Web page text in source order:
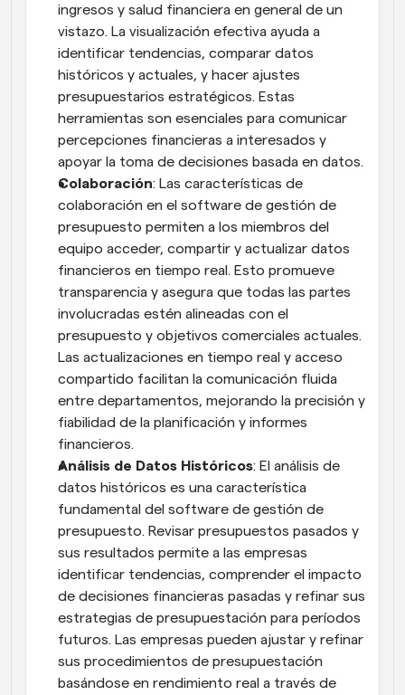
ingresos y salud financiera en general de un
vistazo. La visualización efectiva ayuda a
identificar tendencias, comparar datos
históricos y actuales, y hacer ajustes
presupuestarios estratégicos. Estas
herramientas son esenciales para comunicar
percepciones financieras a interesados y
apoyar la toma de decisiones basada en datos.
Colaboración: Las características de
colaboración en el software de gestión de
presupuesto permiten a los miembros del
equipo acceder, compartir y actualizar datos
financieros en tiempo real. Esto promueve
transparencia y asegura que todas las partes
involucradas estén alineadas con el
presupuesto y objetivos comerciales actuales.
Las actualizaciones en tiempo real y acceso
compartido facilitan la comunicación fluida
entre departamentos, mejorando la precisión y
fiabilidad de la planificación y informes
financieros.
Análisis de Datos Históricos: El análisis de
datos históricos es una característica
fundamental del software de gestión de
presupuesto. Revisar presupuestos pasados y
sus resultados permite a las empresas
identificar tendencias, comprender el impacto
de decisiones financieras pasadas y refinar sus
estrategias de presupuestación para períodos
futuros. Las empresas pueden ajustar y refinar
sus procedimientos de presupuestación
basándose en rendimiento real a través de